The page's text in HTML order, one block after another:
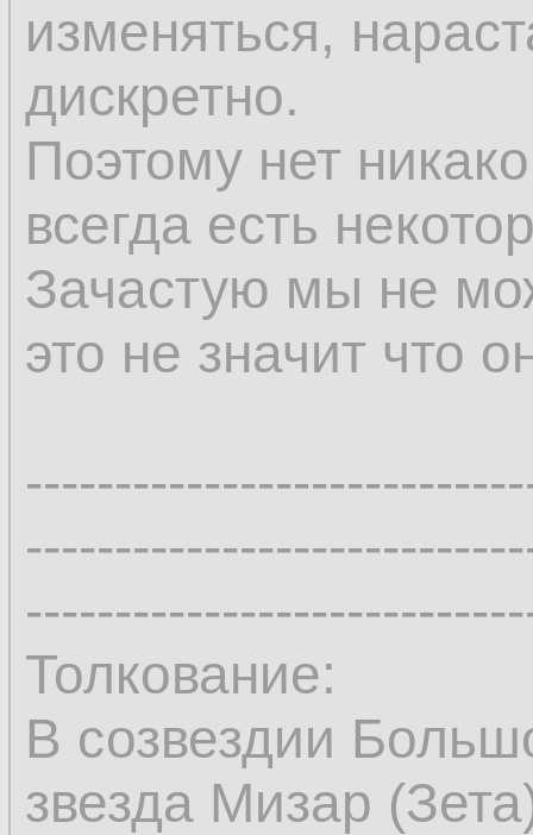
изменяться,
дискретно.
Поэтому нет
всегда есть
Зачастую мы не
это не значит что
Толкование:
В созвездии
звезда Мизар